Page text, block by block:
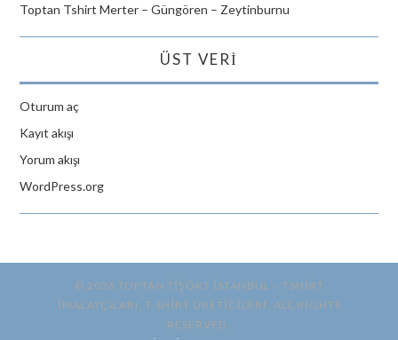
Toptan Tshirt Merter – Güngören – Zeytinburnu
ÜST VERI
Oturum aç
Kayıt akışı
Yorum akışı
WordPress.org
© 2026 TOPTAN TİŞÖRT İSTANBUL – TSHIRT
IMALATÇILARI, T-SHIRT ÜRETICILERI. ALL RIGHTS
RESERVED.